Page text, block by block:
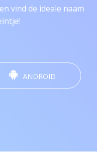
vind de ideale naam
ANDROID